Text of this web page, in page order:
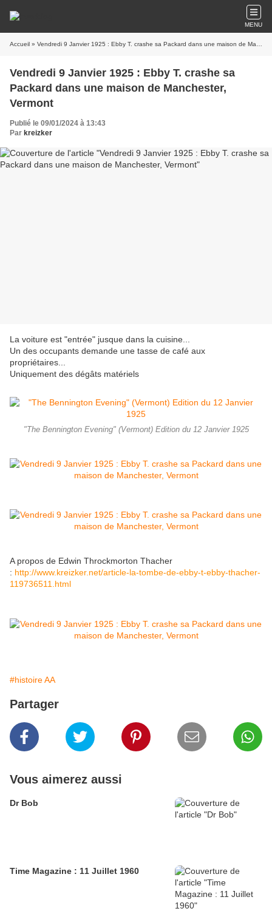
MENU
Accueil » Vendredi 9 Janvier 1925 : Ebby T. crashe sa Packard dans une maison de Manchester, Vermont
Vendredi 9 Janvier 1925 : Ebby T. crashe sa
Packard dans une maison de Manchester,
Vermont
Publié le 09/01/2024 à 13:43
Par kreizker
La voiture est "entrée" jusque dans la cuisine...
Un des occupants demande une tasse de café aux
propriétaires...
Uniquement des dégâts matériels
"The Bennington Evening" (Vermont) Edition du 12 Janvier 1925
A propos de Edwin Throckmorton Thacher
: http://www.kreizker.net/article-la-tombe-de-ebby-t-ebby-thacher-
119736511.html
#histoire AA
Partager
Vous aimerez aussi
Dr Bob
Time Magazine : 11 Juillet 1960